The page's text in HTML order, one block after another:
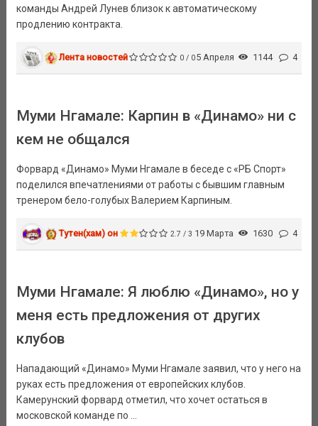
команды Андрей Лунев близок к автоматическому
продлению контракта.
Лента новостей 0 / 05 Апреля 1144 4
Муми Нгамале: Карпин в «Динамо» ни с
кем не общался
Форвард «Динамо» Муми Нгамале в беседе с «РБ Спорт»
поделился впечатлениями от работы с бывшим главным
тренером бело-голубых Валерием Карпиным.
Тутен(хам) он 2.7 / 3 19 Марта 1630 4
Муми Нгамале: Я люблю «Динамо», но у
меня есть предложения от других
клубов
Нападающий «Динамо» Муми Нгамале заявил, что у него на
руках есть предложения от европейских клубов.
Камерунский форвард отметил, что хочет остаться в
московской команде по ...